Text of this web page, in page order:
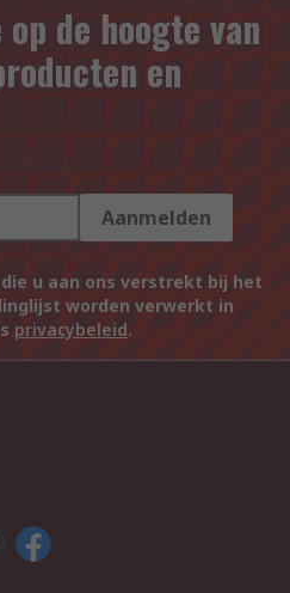
de hoogte van
en
Aanmelden
u aan ons verstrekt bij het
worden verwerkt in
privacybeleid.